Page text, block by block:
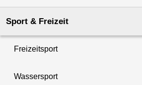
Sport & Freizeit
Freizeitsport
Wassersport